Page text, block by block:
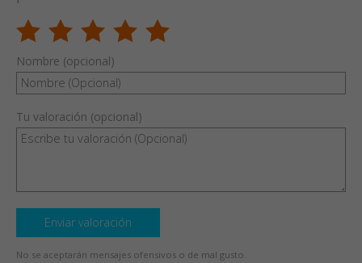
Nombre (opcional)
Tu valoración (opcional)
Enviar valoración
No se aceptarán mensajes ofensivos o de mal gusto.